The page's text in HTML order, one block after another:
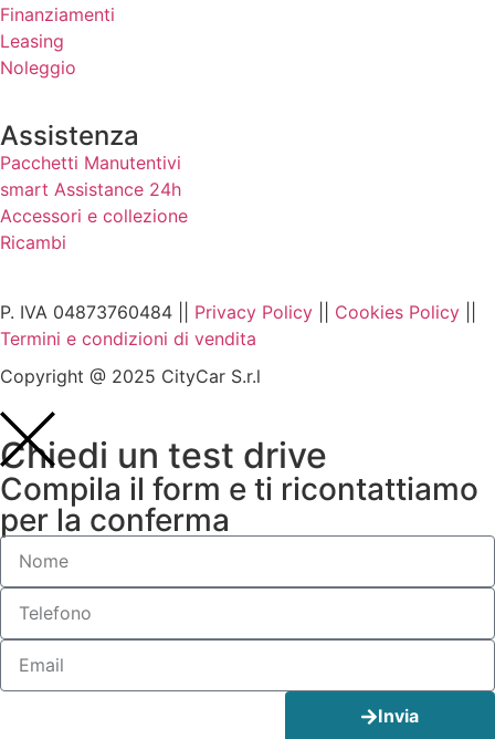
Finanziamenti
Leasing
Noleggio
Assistenza
Pacchetti Manutentivi
smart Assistance 24h
Accessori e collezione
Ricambi
P. IVA 04873760484 || Privacy Policy Cookies Policy
Termini e condizioni di vendita
Copyright @ 2025 CityCar S.r.l
Chiedi un test drive
Compila il form e ti ricontattiamo
per la conferma
Invia